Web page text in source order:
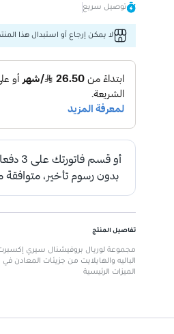
توصيل سريع
لا يمكن إرجاع أو استبدال هذا
تفاصيل المنتج
مجموعة لوريال بروفيشنال سيري
الباليه والهايلايت من جزيئات المعادن
الميزات الرئيسية
تقنية جليكوامين الحاصلة على براءة